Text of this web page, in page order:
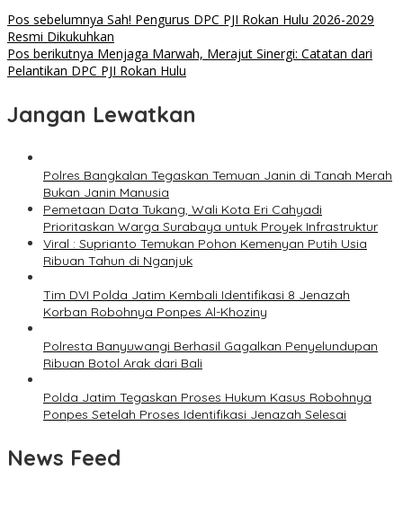
Pos sebelumnya Sah! Pengurus DPC PJI Rokan Hulu 2026-2029
Resmi Dikukuhkan
Pos berikutnya Menjaga Marwah, Merajut Sinergi: Catatan dari
Pelantikan DPC PJI Rokan Hulu
Jangan Lewatkan
Polres Bangkalan Tegaskan Temuan Janin di Tanah Merah
Bukan Janin Manusia
Pemetaan Data Tukang, Wali Kota Eri Cahyadi
Prioritaskan Warga Surabaya untuk Proyek Infrastruktur
Viral : Suprianto Temukan Pohon Kemenyan Putih Usia
Ribuan Tahun di Nganjuk
Tim DVI Polda Jatim Kembali Identifikasi 8 Jenazah
Korban Robohnya Ponpes Al-Khoziny
Polresta Banyuwangi Berhasil Gagalkan Penyelundupan
Ribuan Botol Arak dari Bali
Polda Jatim Tegaskan Proses Hukum Kasus Robohnya
Ponpes Setelah Proses Identifikasi Jenazah Selesai
News Feed